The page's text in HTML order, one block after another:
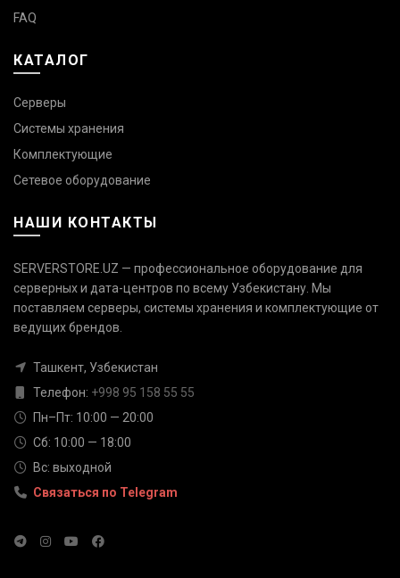
FAQ
КАТАЛОГ
Серверы
Системы хранения
Комплектующие
Сетевое оборудование
НАШИ КОНТАКТЫ
SERVERSTORE.UZ — профессиональное оборудование для
серверных и дата-центров по всему Узбекистану. Мы
поставляем серверы, системы хранения и комплектующие от
ведущих брендов.
Ташкент, Узбекистан
Телефон: +998 95 158 55 55
Пн–Пт: 10:00 — 20:00
Сб: 10:00 — 18:00
Вс: выходной
Связаться по Telegram
Связаться с нами
Телефон